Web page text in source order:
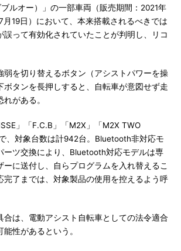
ルオー）」の一部車両（販売期間：2021年
月19日）において、本来搭載されるべきでは
誤って有効化されていたことが判明し、リコ
を切り替えるボタン（アシストパワーを操
ボタンを長押しすると、自転車が意図せず走
がある。
」「F.C.B」「M2X」「M2X TWO
、対象台数は計942台。Bluetooth非対応モ
ーツ交換により、Bluetooth対応モデルは専
ーに送付し、自らプログラムを入れ替えるこ
完了までは、対象製品の使用を控えるよう呼
は、電動アシスト自転車としての法令適合
性があるという。